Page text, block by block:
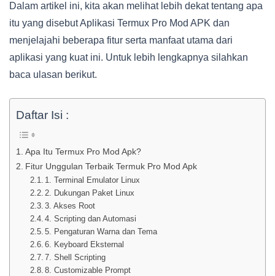
Dalam artikel ini, kita akan melihat lebih dekat tentang apa
itu yang disebut Aplikasi Termux Pro Mod APK dan
menjelajahi beberapa fitur serta manfaat utama dari
aplikasi yang kuat ini. Untuk lebih lengkapnya silahkan
baca ulasan berikut.
Daftar Isi :
Apa Itu Termux Pro Mod Apk?
Fitur Unggulan Terbaik Termuk Pro Mod Apk
1. Terminal Emulator Linux
2. Dukungan Paket Linux
3. Akses Root
4. Scripting dan Automasi
5. Pengaturan Warna dan Tema
6. Keyboard Eksternal
7. Shell Scripting
8. Customizable Prompt